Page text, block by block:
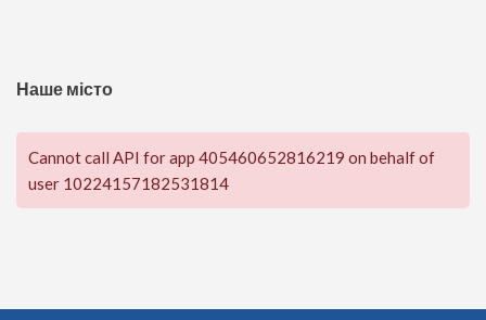
Наше місто
Cannot call API for app 405460652816219 on behalf of
user 10224157182531814